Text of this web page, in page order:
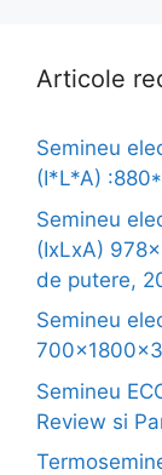
Articole
Semineu
(I*L*A)
Semineu
(IxLxA)
de putere,
Semineu
Semineu
Review si